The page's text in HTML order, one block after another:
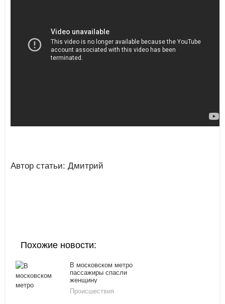
Автор статьи: Дмитрий
Похожие новости:
В московском метро
пассажиры спасли
женщину
Происшествия